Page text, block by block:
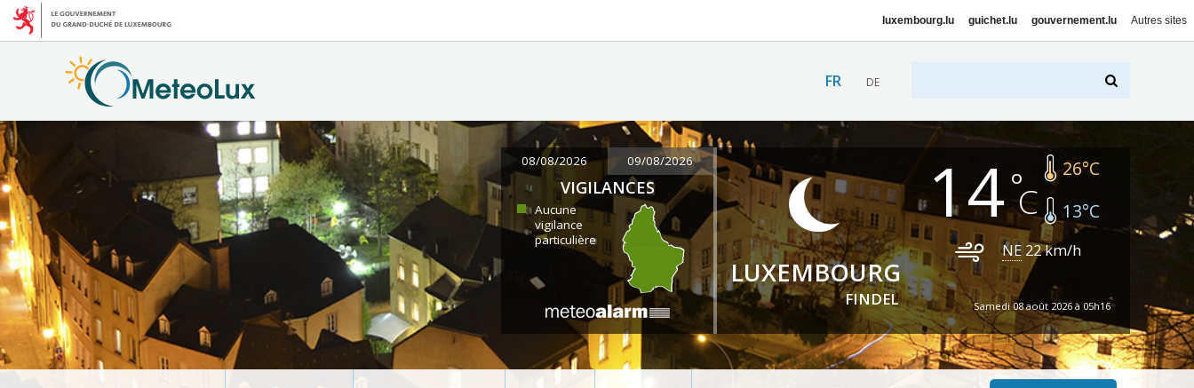
luxembourg.lu guichet.lu gouvernement.lu Autres sites
FR DE
08/08/2026 09/08/2026
VIGILANCES
Aucune
vigilance
particulière
LUXEMBOURG
FINDEL
14 26°C
13°C
NE 22km/h
Samedi 08 août 2026 à 05h16